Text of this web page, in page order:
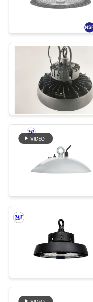
MAPA
PRIVACY
POLICY
Luces
Led de
Luces
del LED